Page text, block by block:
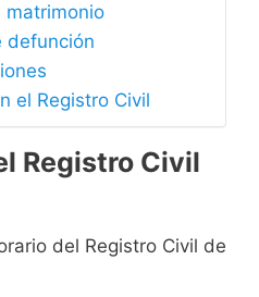
matrimonio
defunción
el Registro Civil
Registro Civil
del Registro Civil de